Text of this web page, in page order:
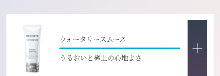
ウォータリースムース
うるおいと極上の心地よさ